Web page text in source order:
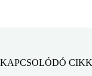
KAPCSOLÓDÓ